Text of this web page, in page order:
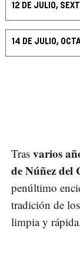
12 DE JULIO,
14 DE JULIO,
Tras varios
de Núñez del
penúltimo
tradición de
limpia y